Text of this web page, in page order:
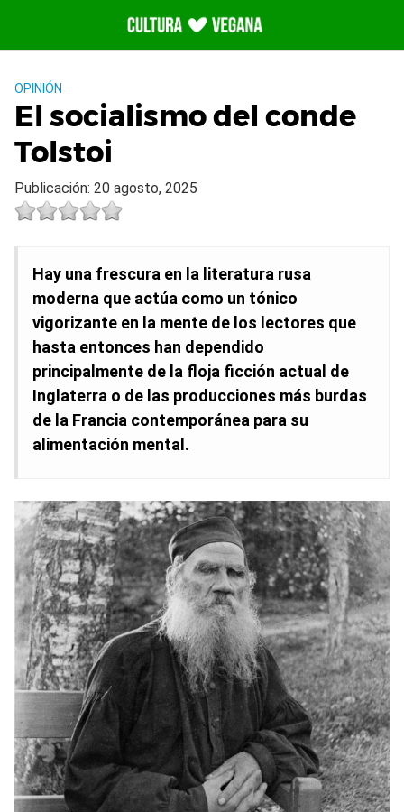
contenido
OPINIÓN
El socialismo del conde
Tolstoi
Publicación: 20 agosto, 2025
Hay una frescura en la literatura rusa
moderna que actúa como un tónico
vigorizante en la mente de los lectores que
hasta entonces han dependido
principalmente de la floja ficción actual de
Inglaterra o de las producciones más burdas
de la Francia contemporánea para su
alimentación mental.